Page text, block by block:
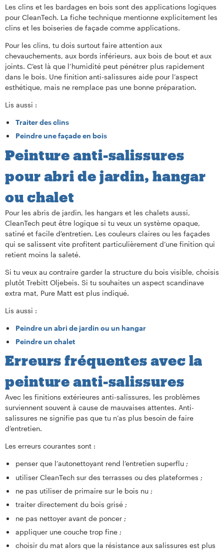
Les clins et les bardages en bois sont des applications logiques
pour CleanTech. La fiche technique mentionne explicitement les
clins et les boiseries de façade comme applications.
Pour les clins, tu dois surtout faire attention aux
chevauchements, aux bords inférieurs, aux bois de bout et aux
joints. C’est là que l’humidité peut pénétrer plus rapidement
dans le bois. Une finition anti-salissures aide pour l’aspect
esthétique, mais ne remplace pas une bonne préparation.
Lis aussi :
Traiter des clins
Peindre une façade en bois
Peinture anti-salissures
pour abri de jardin, hangar
ou chalet
Pour les abris de jardin, les hangars et les chalets aussi,
CleanTech peut être logique si tu veux un système opaque,
satiné et facile d’entretien. Les couleurs claires ou les façades
qui se salissent vite profitent particulièrement d’une finition qui
retient moins la saleté.
Si tu veux au contraire garder la structure du bois visible, choisis
plutôt Trebitt Oljebeis. Si tu souhaites un aspect scandinave
extra mat, Pure Matt est plus indiqué.
Lis aussi :
Peindre un abri de jardin ou un hangar
Peindre un chalet
Erreurs fréquentes avec la
peinture anti-salissures
Avec les finitions extérieures anti-salissures, les problèmes
surviennent souvent à cause de mauvaises attentes. Anti-
salissures ne signifie pas que tu n’as plus besoin de faire
d’entretien.
Les erreurs courantes sont :
penser que l’autonettoyant rend l’entretien superflu ;
utiliser CleanTech sur des terrasses ou des plateformes ;
ne pas utiliser de primaire sur le bois nu ;
traiter directement du bois grisé ;
ne pas nettoyer avant de poncer ;
appliquer une couche trop fine ;
choisir du mat alors que la résistance aux salissures est plus